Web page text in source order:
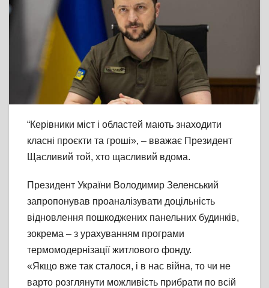
“Керівники міст і областей мають знаходити
класні проєкти та гроші», – вважає Президент
Щасливий той, хто щасливий вдома.
Президент України Володимир Зеленський
запропонував проаналізувати доцільність
відновлення пошкоджених панельних будинків,
зокрема – з урахуванням програми
термомодернізації житлового фонду.
«Якщо вже так сталося, і в нас війна, то чи не
варто розглянути можливість прибрати по всій